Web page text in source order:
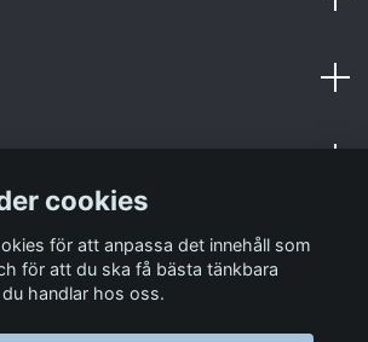
cookies
för att anpassa det innehåll som
för att du ska få bästa tänkbara
handlar hos oss.